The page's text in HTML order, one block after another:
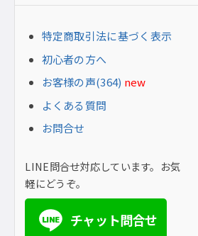
特定商取引法に基づく表示
初心者の方へ
お客様の声(364) new
よくある質問
お問合せ
LINE問合せ対応しています。お気
軽にどうぞ。
LINE チャット問合せ